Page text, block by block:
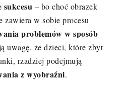
sukcesu – bo choć obrazek
zawiera w sobie procesu
problemów w sposób
uwagę, że dzieci, które zbyt
rzadziej podejmują
z wyobraźni.